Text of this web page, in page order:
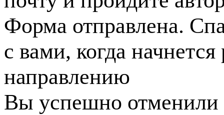
Форма отправлена.
с вами, когда
направлению
Вы успешно отменили